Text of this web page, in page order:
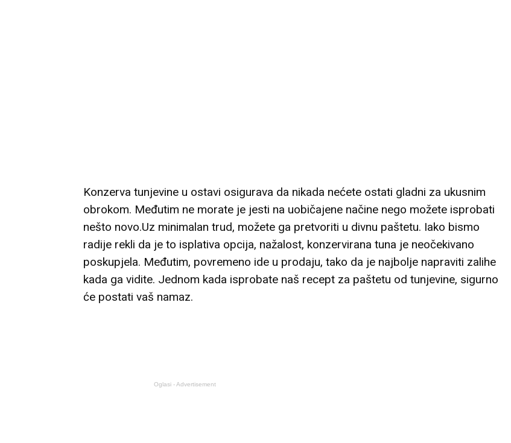
Konzerva tunjevine u ostavi osigurava da nikada nećete ostati gladni za ukusnim
obrokom. Međutim ne morate je jesti na uobičajene načine nego možete isprobati
nešto novo.Uz minimalan trud, možete ga pretvoriti u divnu paštetu. Iako bismo
radije rekli da je to isplativa opcija, nažalost, konzervirana tuna je neočekivano
poskupjela. Međutim, povremeno ide u prodaju, tako da je najbolje napraviti zalihe
kada ga vidite. Jednom kada isprobate naš recept za paštetu od tunjevine, sigurno
će postati vaš namaz.
Oglasi - Advertisement